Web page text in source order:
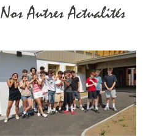
Nos Autres Actualités